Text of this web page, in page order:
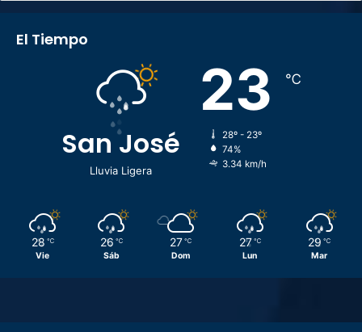
El Tiempo
San José
Lluvia Ligera
23 ℃
28º - 23º
74%
3.34 km/h
28 ℃
Vie
26 ℃
Sáb
27 ℃
Dom
27 ℃
Lun
29 ℃
Mar